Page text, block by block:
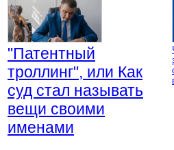
"Патентный
троллинг", или Как
суд стал называть
вещи своими
именами